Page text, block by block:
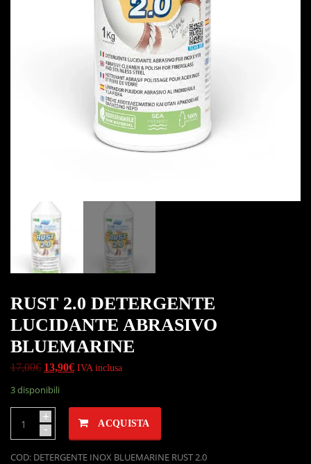
RUST 2.0 DETERGENTE
LUCIDANTE ABRASIVO
BLUEMARINE
17,00€ 13,90€ IVA inclusa
3 disponibili
+
- ACQUISTA
COD: DETERGENTE INOX BLUEMARINE RUST 2.0